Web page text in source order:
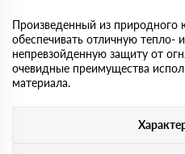
Произведенный из природного
обеспечивать отличную тепло-
непревзойденную защиту от
очевидные преимущества
материала.